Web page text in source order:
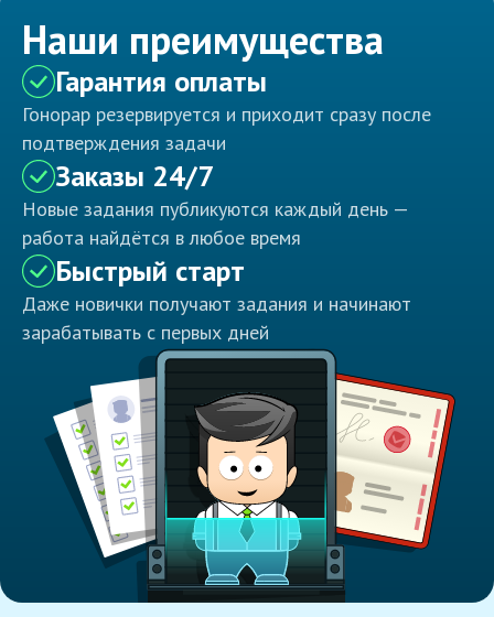
Наши преимущества
Гарантия оплаты
Гонорар резервируется и приходит сразу после
подтверждения задачи
Заказы 24/7
Новые задания публикуются каждый день —
работа найдётся в любое время
Быстрый старт
Даже новички получают задания и начинают
зарабатывать с первых дней